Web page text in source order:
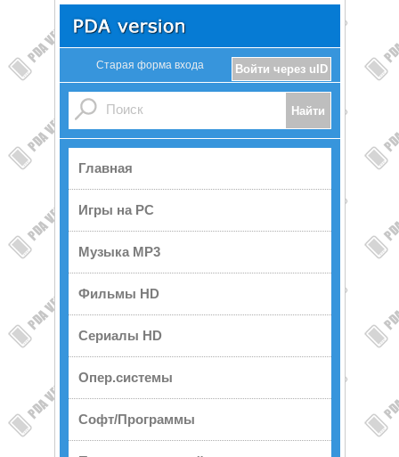
Войти через uID
Старая форма входа
Главная
Игры на PC
Музыка MP3
Фильмы HD
Сериалы HD
Опер.системы
Софт/Программы